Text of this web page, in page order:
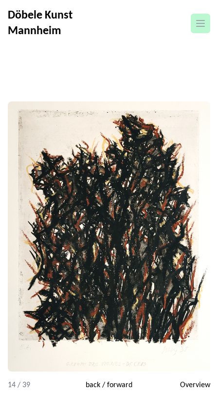
Döbele Kunst
Mannheim
open
14 / 39 back/ forward Overview